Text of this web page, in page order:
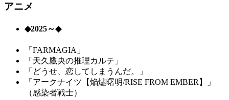
アニメ
◆2025～◆
「FARMAGIA」
「天久鷹央の推理カルテ」
「どうせ、恋してしまうんだ。」
「アークナイツ【焔燼曙明/RISE FROM EMBER】」
（感染者戦士）